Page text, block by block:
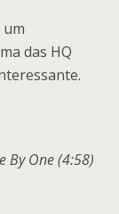
um
das HQ
By One (4:58)